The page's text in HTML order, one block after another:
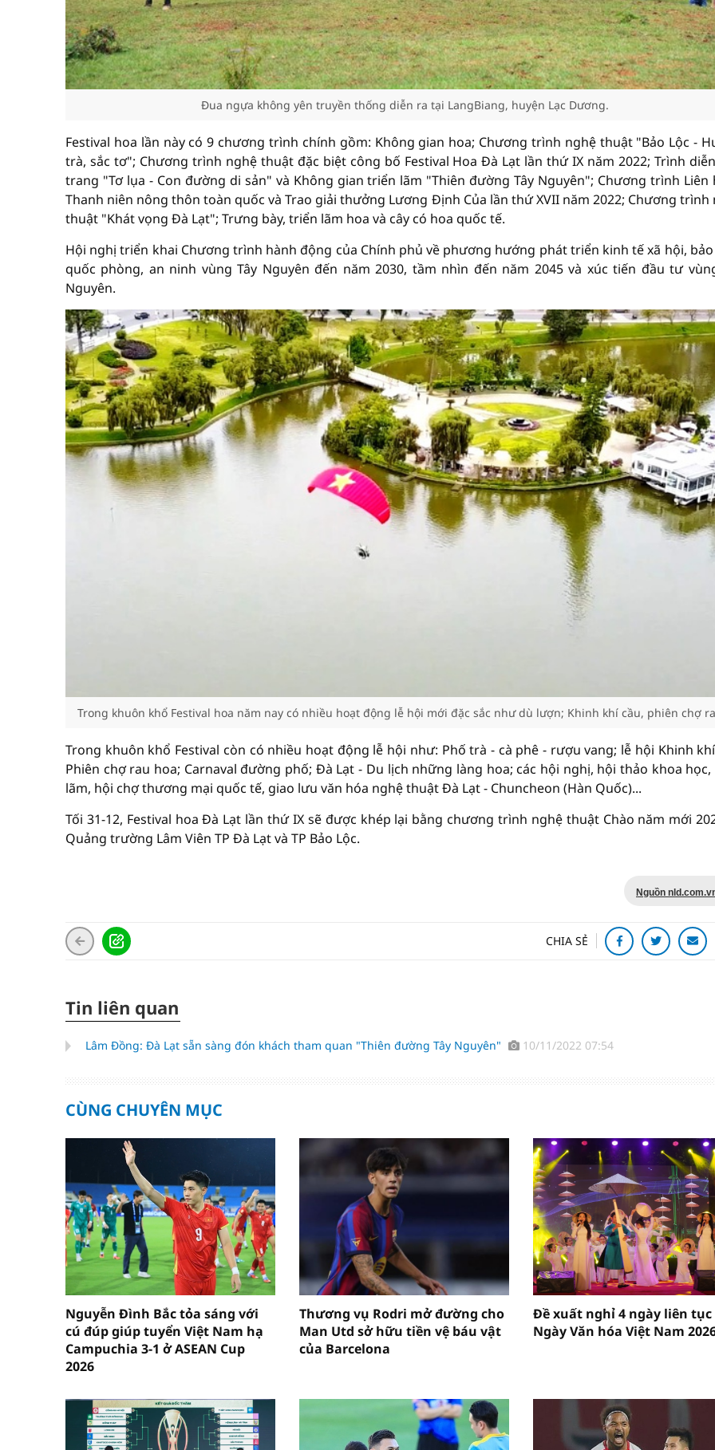
Đua ngựa không yên truyền thống diễn ra tại LangBiang, huyện Lạc Dương.
Festival hoa lần này có 9 chương trình chính gồm: Không gian hoa; Chương trình nghệ thuật "Bảo Lộc -
trà, sắc tơ"; Chương trình nghệ thuật đặc biệt công bố Festival Hoa Đà Lạt lần thứ IX năm 2022; Trình
trang "Tơ lụa - Con đường di sản" và Không gian triển lãm "Thiên đường Tây Nguyên"; Chương trình Liên
Thanh niên nông thôn toàn quốc và Trao giải thưởng Lương Định Của lần thứ XVII năm 2022; Chương trình
thuật "Khát vọng Đà Lạt"; Trưng bày, triển lãm hoa và cây có hoa quốc tế.
Hội nghị triển khai Chương trình hành động của Chính phủ về phương hướng phát triển kinh tế xã hội,
quốc phòng, an ninh vùng Tây Nguyên đến năm 2030, tầm nhìn đến năm 2045 và xúc tiến đầu tư
Nguyên.
Trong khuôn khổ Festival hoa năm nay có nhiều hoạt động lễ hội mới đặc sắc như dù lượn; Khinh khí cầu, phiên chợ
Trong khuôn khổ Festival còn có nhiều hoạt động lễ hội như: Phố trà - cà phê - rượu vang; lễ hội Khinh
Phiên chợ rau hoa; Carnaval đường phố; Đà Lạt - Du lịch những làng hoa; các hội nghị, hội thảo khoa
lãm, hội chợ thương mại quốc tế, giao lưu văn hóa nghệ thuật Đà Lạt - Chuncheon (Hàn Quốc)...
Tối 31-12, Festival hoa Đà Lạt lần thứ IX sẽ được khép lại bằng chương trình nghệ thuật Chào năm mới
Quảng trường Lâm Viên TP Đà Lạt và TP Bảo Lộc.
Nguồn
CHIA SẺ
Tin liên quan
Lâm Đồng: Đà Lạt sẵn sàng đón khách tham quan "Thiên đường Tây Nguyên" 10/11/2022 07:54
CÙNG CHUYÊN MỤC
Nguyễn Đình Bắc tỏa sáng với
cú đúp giúp tuyển Việt Nam hạ
Campuchia 3-1 ở ASEAN Cup
2026
Thương vụ Rodri mở đường cho
Man Utd sở hữu tiền vệ báu vật
của Barcelona
Đề xuất nghỉ 4 ngày liên tục
Ngày Văn hóa Việt Nam